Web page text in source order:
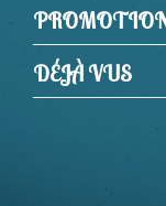
DÉJÀ VUS